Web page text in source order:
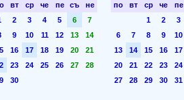
вт ср че пе съ
не
2 3 4 5 6
7
9 10 11 12 13
14
16 17 18 19 20
21
23 24 25 26 27
28
30
по
вт ср че пе
1
2 3
6
7 8 9 10
13
14 15 16 17
20
21 22 23 24
27
28 29 30 31